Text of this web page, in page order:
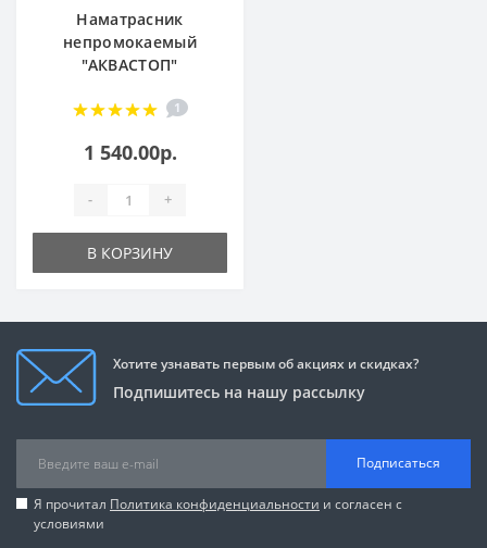
Наматрасник
непромокаемый
"АКВАСТОП"
1
1 540.00р.
- +
В КОРЗИНУ
Хотите узнавать первым об акциях и скидках?
Подпишитесь на нашу рассылку
Подписаться
Я прочитал Политика конфиденциальности и согласен с
условиями